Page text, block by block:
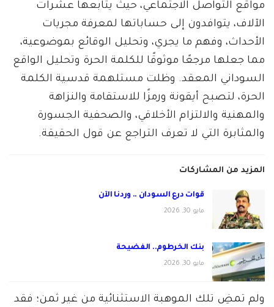
مواقع التواصل الاجتماعي، حيث يتابعها عشرات
الآلاف، يتوافدون إلى حساباتها لمعرفة مجريات
الأحداث، وفهم ما يجري، وتحليل الوقائع بموضوعية،
مما جعلها مرجعًا موثوقًا للكلمة الحرة وتحليل الواقع
السوداني المعقد. وظلت مستلهمة قدسية الكلمة
الحرة، لتصبح أيقونة ورمزًا للاستقامة والنزاهة
والمهنية والالتزام الأخلاقي، والصحفية الجسورة
والمثابرة التي لا تعرف التراجع عن قول الحقيقة.
المزيد من المشاركات
قوات درع السودان .. وردنا الآن
مايو 30, 2026
بنك الخرطوم.. الفضيحة
مايو 30, 2026
ولم تمضِ تلك الموهبة الاستثنائية من غير ثمن؛ فقد